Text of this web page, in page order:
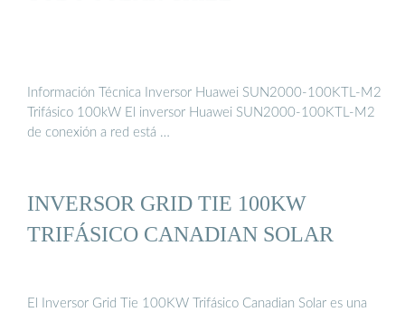
Información Técnica Inversor Huawei SUN2000-100KTL-M2
Trifásico 100kW El inversor Huawei SUN2000-100KTL-M2
de conexión a red está …
INVERSOR GRID TIE 100KW
TRIFÁSICO CANADIAN SOLAR
El Inversor Grid Tie 100KW Trifásico Canadian Solar es una